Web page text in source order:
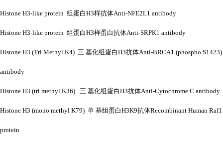
Histone H3-like protein 组蛋白H3样抗体Anti-NFE2L1 antibody
Histone H3-like protein 组蛋白H3样蛋白抗体Anti-SRPK1 antibody
Histone H3 (Tri Methyl K4) 三 基化组蛋白H3抗体Anti-BRCA1 (phospho S1423)
antibody
Histone H3 (tri methyl K36) 三 基化组蛋白H3抗体Anti-Cytochrome C antibody
Histone H3 (mono methyl K79) 单 基组蛋白H3K9抗体Recombinant Human Raf1
protein